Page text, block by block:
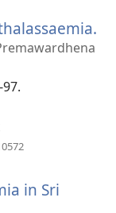
창
열
기)
창
in Sri